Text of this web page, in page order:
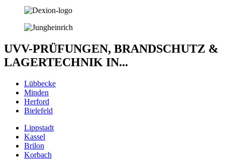
UVV-PRÜFUNGEN, BRANDSCHUTZ &
LAGERTECHNIK IN...
Lübbecke
Minden
Herford
Bielefeld
Lippstadt
Kassel
Brilon
Korbach